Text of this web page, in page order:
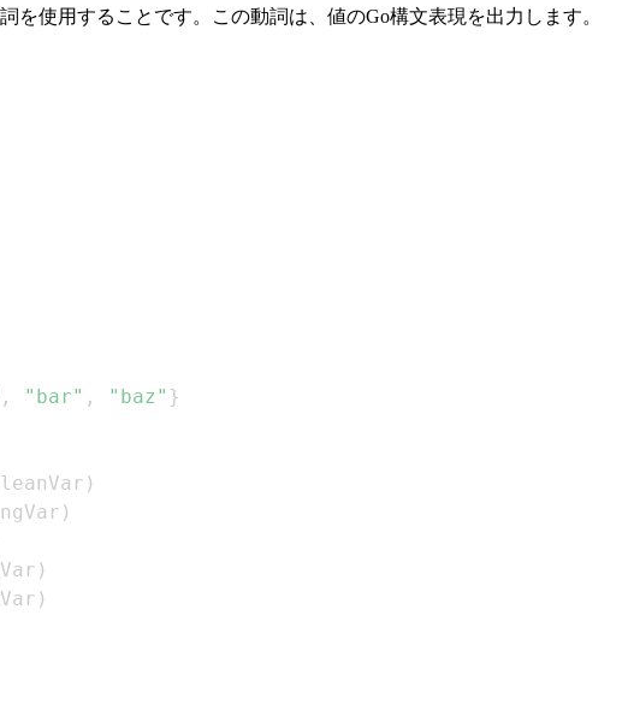
を使用することです。この動詞は、値のGo構文表現を出力します。
, "bar" , "baz" }
)
)
)
)